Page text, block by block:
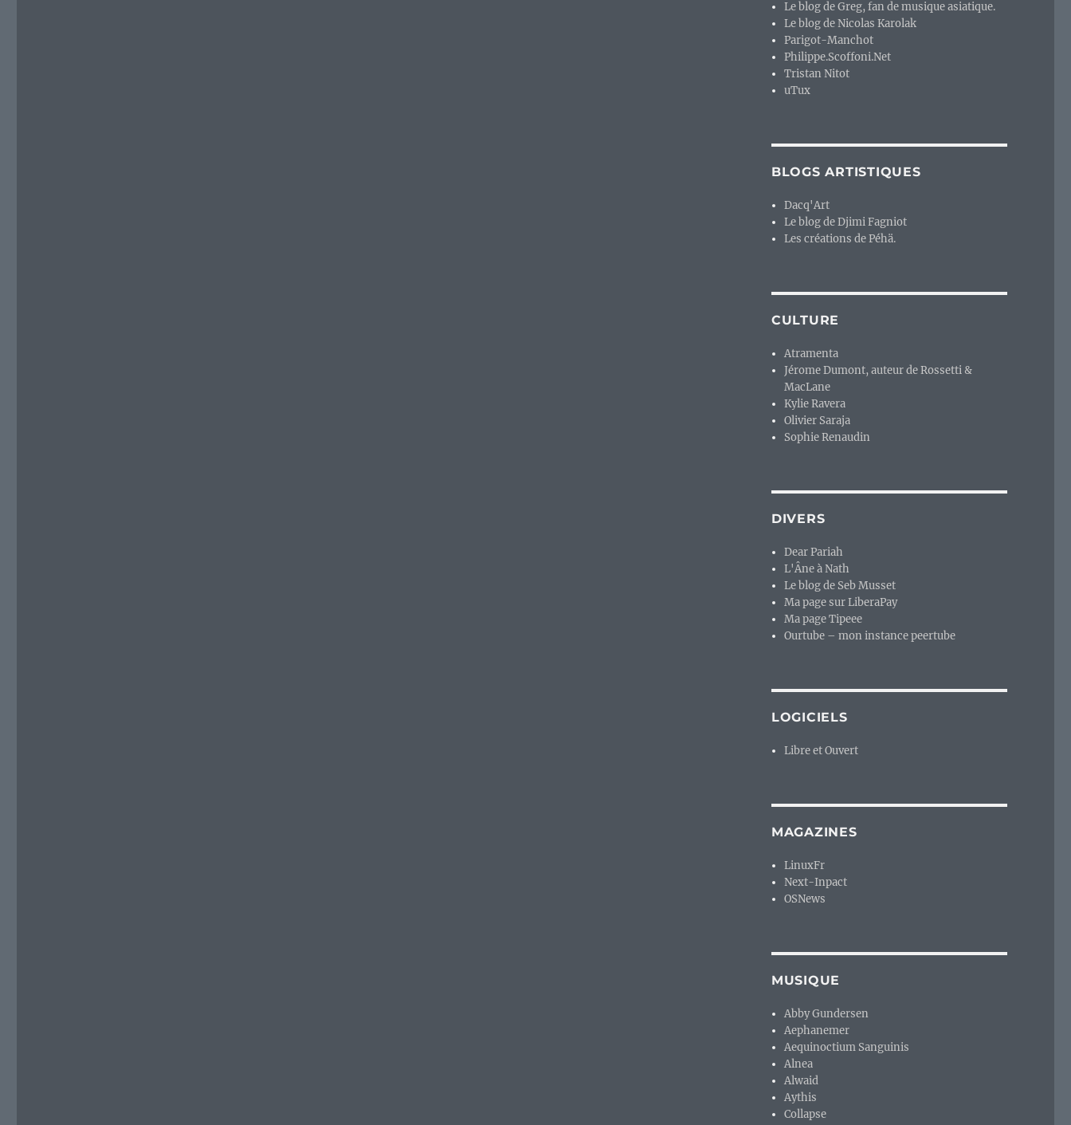
Le blog de Greg, fan de musique asiatique.
Le blog de Nicolas Karolak
Parigot-Manchot
Philippe.Scoffoni.Net
Tristan Nitot
uTux
BLOGS ARTISTIQUES
Dacq'Art
Le blog de Djimi Fagniot
Les créations de Péhä.
CULTURE
Atramenta
Jérome Dumont, auteur de Rossetti &
MacLane
Kylie Ravera
Olivier Saraja
Sophie Renaudin
DIVERS
Dear Pariah
L'Âne à Nath
Le blog de Seb Musset
Ma page sur LiberaPay
Ma page Tipeee
Ourtube – mon instance peertube
LOGICIELS
Libre et Ouvert
MAGAZINES
LinuxFr
Next-Inpact
OSNews
MUSIQUE
Abby Gundersen
Aephanemer
Aequinoctium Sanguinis
Alnea
Alwaid
Aythis
Collapse